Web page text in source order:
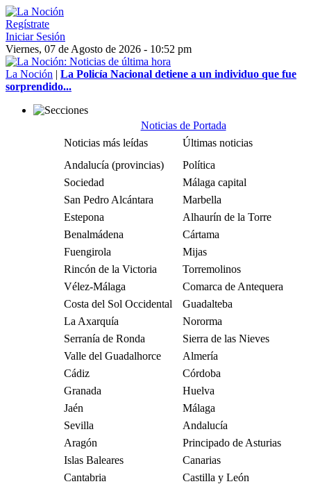
Regístrate
Iniciar Sesión
Viernes, 07 de Agosto de 2026 - 10:52 pm
La Noción | La Policía Nacional detiene a un individuo que fue
sorprendido...
Noticias de Portada
Noticias más leídas
Últimas noticias
Andalucía (provincias)
Política
Sociedad
Málaga capital
San Pedro Alcántara
Marbella
Estepona
Alhaurín de la Torre
Benalmádena
Cártama
Fuengirola
Mijas
Rincón de la Victoria
Torremolinos
Vélez-Málaga
Comarca de Antequera
Costa del Sol Occidental
Guadalteba
La Axarquía
Nororma
Serranía de Ronda
Sierra de las Nieves
Valle del Guadalhorce
Almería
Cádiz
Córdoba
Granada
Huelva
Jaén
Málaga
Sevilla
Andalucía
Aragón
Principado de Asturias
Islas Baleares
Canarias
Cantabria
Castilla y León